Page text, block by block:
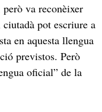
va reconèixer
pot escriure a
en aquesta llengua
previstos. Però
oficial” de la